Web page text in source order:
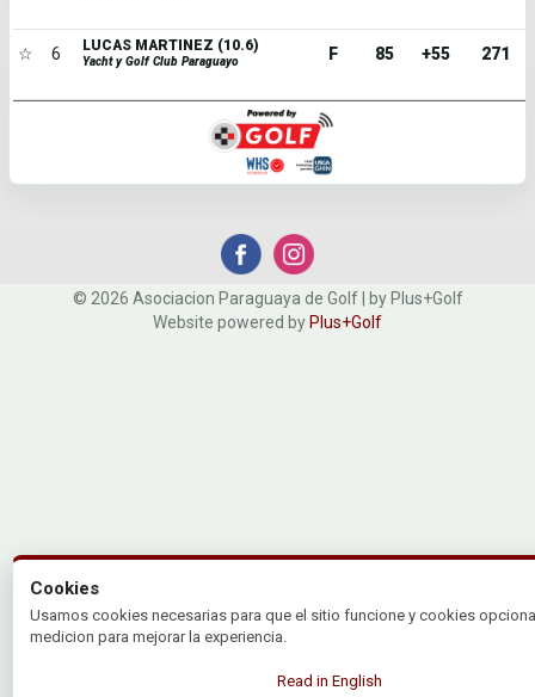
☆ 6 LUCAS MARTINEZ (10.6)
Yacht y Golf Club Paraguayo F 85 +55 271
© 2026 Asociacion Paraguaya de Golf | by Plus+Golf
Website powered by Plus+Golf
Cookies
Usamos cookies necesarias para que el sitio funcione y cookies
medicion para mejorar la experiencia.
Read in English